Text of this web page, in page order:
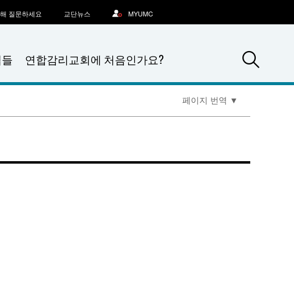
연합감리교회에 처음인가요?
질문하세요 교단뉴스 MYUMC
페이지 번역 ▼